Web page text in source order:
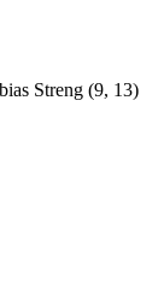
Streng (9, 13)